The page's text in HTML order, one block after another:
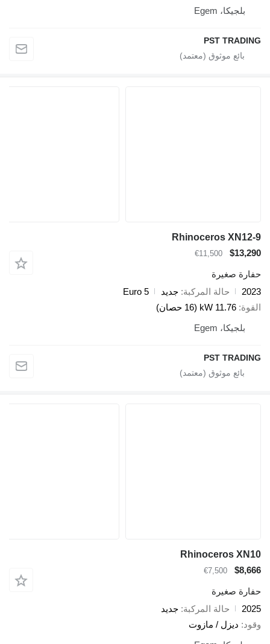
بلجيكا، Egem
PST TRADING
Rhinoceros XN12-9
$13,290
€11,500
حفارة صغيرة
2023
حالة المركبة جديد
Euro 5
القوة 11.76 kW (16 حصان)
بلجيكا، Egem
PST TRADING
Rhinoceros XN10
$8,666
€7,500
حفارة صغيرة
2025
حالة المركبة جديد
وقود ديزل / مازوت